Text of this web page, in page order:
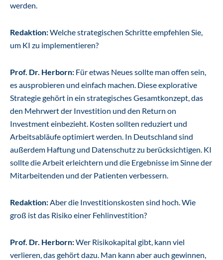
werden.
Redaktion:Welche strategischen Schritte empfehlen Sie,
um KI zu implementieren?
Prof. Dr. Herborn: Für etwas Neues sollte man offen sein,
es ausprobieren und einfach machen. Diese explorative
Strategie gehört in ein strategisches Gesamtkonzept, das
den Mehrwert der Investition und den Return on
Investment einbezieht. Kosten sollten reduziert und
Arbeitsabläufe optimiert werden. In Deutschland sind
außerdem Haftung und Datenschutz zu berücksichtigen. KI
sollte die Arbeit erleichtern und die Ergebnisse im Sinne der
Mitarbeitenden und der Patienten verbessern.
Redaktion:Aber die Investitionskosten sind hoch. Wie
groß ist das Risiko einer Fehlinvestition?
Prof. Dr. Herborn:Wer Risikokapital gibt, kann viel
verlieren, das gehört dazu. Man kann aber auch gewinnen,